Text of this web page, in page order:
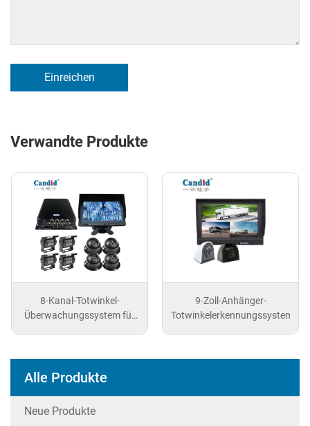
Einreichen
Verwandte Produkte
8-Kanal-Totwinkel-
Überwachungssystem für
9-Zoll-Anhänger-
Totwinkelerkennungssystem
Alle Produkte
Neue Produkte